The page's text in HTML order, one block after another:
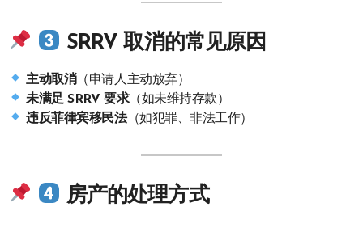
SRRV 取消的常见原因
主动取消（申请人主动放弃）
未满足 SRRV 要求（如未维持存款）
违反菲律宾移民法（如犯罪、非法工作）
房产的处理方式